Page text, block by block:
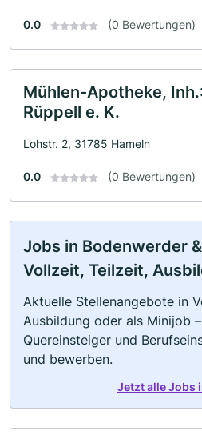
0.0 (0 Bewertungen)
Mühlen-Apotheke,
Rüppell e. K.
Lohstr. 2, 31785 Hameln
0.0 (0 Bewertungen)
Jobs in Bodenwerder
Vollzeit, Teilzeit,
Aktuelle Stellenangebote in
Ausbildung oder als Minijob
Quereinsteiger und
und bewerben.
Jetzt alle Jobs